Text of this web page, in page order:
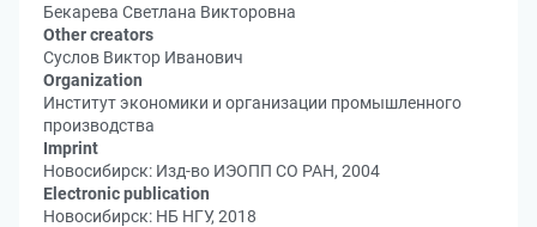
Бекарева Светлана Викторовна
Other creators
Суслов Виктор Иванович
Organization
Институт экономики и организации промышленного
производства
Imprint
Новосибирск: Изд-во ИЭОПП СО РАН, 2004
Electronic publication
Новосибирск: НБ НГУ, 2018